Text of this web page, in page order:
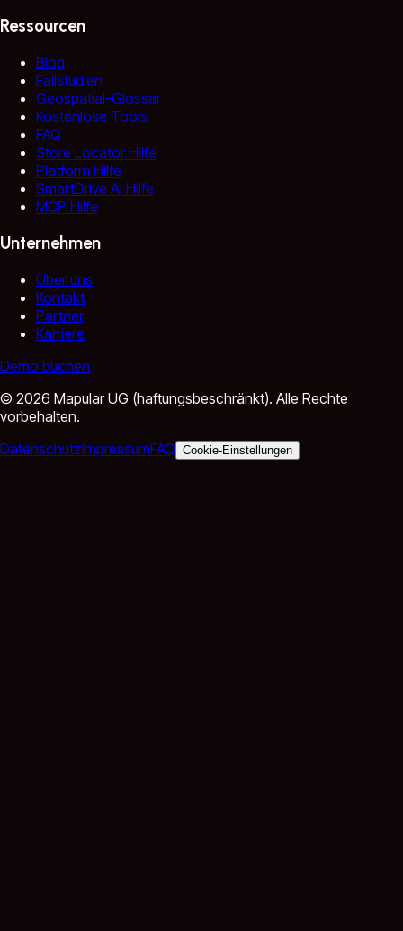
Ressourcen
Blog
Fallstudien
Geospatial-Glossar
Kostenlose Tools
FAQ
Store Locator Hilfe
Platform Hilfe
SmartDrive AI Hilfe
MCP Hilfe
Unternehmen
Über uns
Kontakt
Partner
Karriere
Demo buchen
© 2026 Mapular UG (haftungsbeschränkt). Alle Rechte
vorbehalten.
DatenschutzImpressumFAQ Cookie-Einstellungen